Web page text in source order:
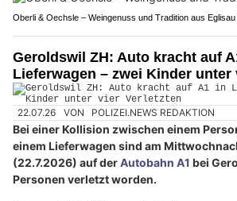
Oberli & Oechsle – Weingenuss und Tradition aus Eglisau
Geroldswil ZH: Auto kracht auf
Lieferwagen – zwei Kinder unter
22.07.26 VON POLIZEI.NEWS REDAKTION
Bei einer Kollision zwischen einem
einem Lieferwagen sind am
(22.7.2026) auf derAutobahn A1 bei
Personen verletzt worden.